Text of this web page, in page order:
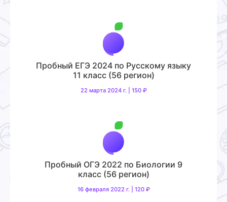
Пробный ЕГЭ 2024 по Русскому языку
11 класс (56 регион)
22 марта 2024 г. | 150 ₽
Пробный ОГЭ 2022 по Биологии 9
класс (56 регион)
16 февраля 2022 г. | 120 ₽